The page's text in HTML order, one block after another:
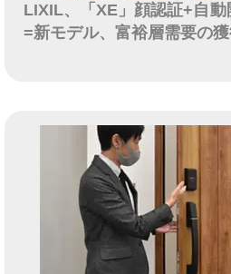
LIXIL、「XE」顔認証+自
=新モデル、富裕層需要の